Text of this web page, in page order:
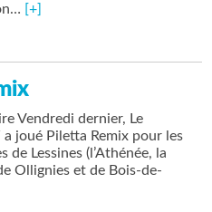
[+]
Vendredi dernier, Le
joué Piletta Remix pour les
de Lessines (l’Athénée, la
Ollignies et de Bois-de-